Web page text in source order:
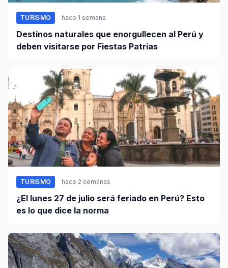
TURISMO hace 1 semana
Destinos naturales que enorgullecen al Perú y
deben visitarse por Fiestas Patrias
TURISMO hace 2 semanas
¿El lunes 27 de julio será feriado en Perú? Esto
es lo que dice la norma